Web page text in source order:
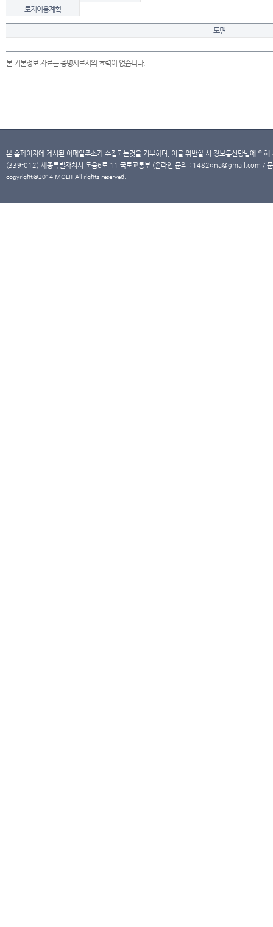
토지이용계획
도면
본 기본정보 자료는 증명서로서의 효력이 없습니다.
본 홈페이지에 게시된 이메일주소가 수집되는것을 거부하며, 이를 위반할 시 정보통신망법에 의
(339-012) 세종특별자치시 도움6로 11 국토교통부 (온라인 문의 : 1482qna@gmail.com /
copyright@2014 MOLIT All rights reserved.